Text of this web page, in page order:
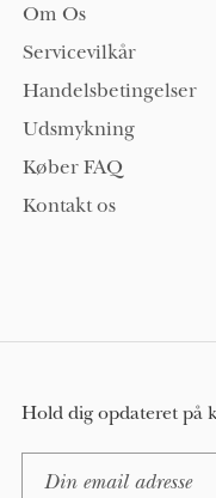
Om Os
Servicevilkår
Handelsbetingelser
Udsmykning
Køber FAQ
Kontakt os
Hold dig opdateret på